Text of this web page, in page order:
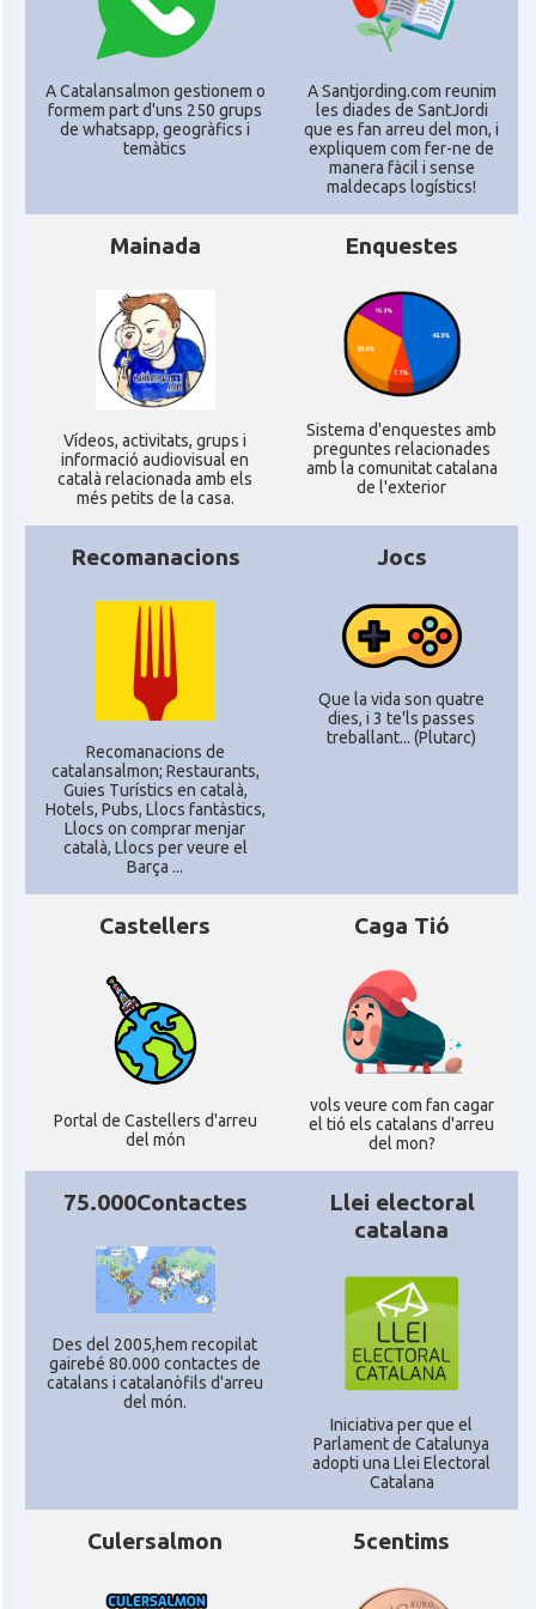
CAMON
CAMON Catalans a LEICESTER
Catalans a Lincoln
CAMON CATALANS A LONDON - Londres
CAMON
CAMON Catalans a MILTON KEYNES
CAMON Catalans a Newcastle upon Tyne
CAMON Catalans a NOTTINGHAM
CAMON Catalans a OXFORD, UK, Anglaterra
CAMON
CAMON Catalans a READING
CAMON Catalans a RUGBY
Catalans a SHEFFIELD
CAMON Catalans a SOUTHAMPTON
Catalans a STIRLING
CAMON Catalans a WIGHT
CAMON Catalans a YORK
Casal Catalans UK
Casal Centre Català d'Escòcia
Delegació del Govern al Regne Unit i
Irlanda
Consolat Consolat general a Edinburgh
A Catalansalmon gestionem o
formem part d'uns 250 grups
de whatsapp, geogràfics i
temàtics
A Santjording.com reunim
les diades de SantJordi
que es fan arreu del mon, i
expliquem com fer-ne de
manera fàcil i sense
maldecaps logí­stics!
Mainada
Ví­deos, activitats, grups i
informació audiovisual en
català relacionada amb els
més petits de la casa.
Enquestes
Sistema d'enquestes amb
preguntes relacionades
amb la comunitat catalana
de l'exterior
Recomanacions
Recomanacions de
catalansalmon; Restaurants,
Guies Turístics en català,
Hotels, Pubs, Llocs fantàstics,
Llocs on comprar menjar
català, Llocs per veure el
Barça ...
Jocs
Que la vida son quatre
dies, i 3 te'ls passes
treballant... (Plutarc)
Castellers
Portal de Castellers d'arreu
del món
Caga Tió
vols veure com fan cagar
el tió els catalans d'arreu
del mon?
75.000Contactes
Des del 2005,hem recopilat
gairebé 80.000 contactes de
catalans i catalanòfils d'arreu
del món.
Llei electoral
catalana
Iniciativa per que el
Parlament de Catalunya
adopti una Llei Electoral
Catalana
Culersalmon 5centims